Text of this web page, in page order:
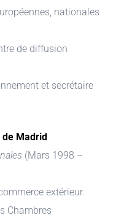
nationales
de diffusion
et secrétaire
de Madrid
(Mars 1998 –
extérieur.
Chambres